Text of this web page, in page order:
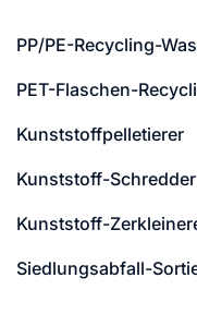
PP/PE-Recycling-
PET-Flaschen-
Kunststoffpelletierer
Kunststoff-Schredder
Kunststoff-
Siedlungsabfall-